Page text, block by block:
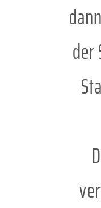
der